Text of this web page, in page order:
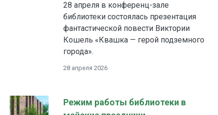
28 апреля в конференц-зале
библиотеки состоялась презентация
фантастической повести Виктории
Кошель «Квашка — герой подземного
города».
28 апреля 2026
Режим работы библиотеки в